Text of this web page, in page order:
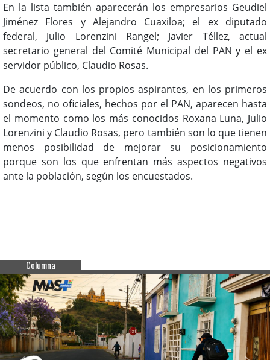
En la lista también aparecerán los empresarios Geudiel
Jiménez Flores y Alejandro Cuaxiloa; el ex diputado
federal, Julio Lorenzini Rangel; Javier Téllez, actual
secretario general del Comité Municipal del PAN y el ex
servidor público, Claudio Rosas.
De acuerdo con los propios aspirantes, en los primeros
sondeos, no oficiales, hechos por el PAN, aparecen hasta
el momento como los más conocidos Roxana Luna, Julio
Lorenzini y Claudio Rosas, pero también son lo que tienen
menos posibilidad de mejorar su posicionamiento
porque son los que enfrentan más aspectos negativos
ante la población, según los encuestados.
Columna